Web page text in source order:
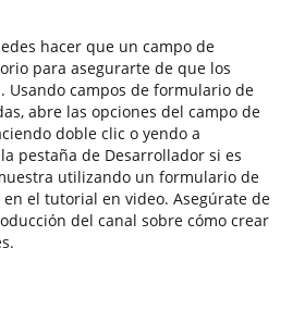
hacer que un campo de
para asegurarte de que los
Usando campos de formulario de
abre las opciones del campo de
doble clic o yendo a
pestaña de Desarrollador si es
utilizando un formulario de
el tutorial en video. Asegúrate de
del canal sobre cómo crear